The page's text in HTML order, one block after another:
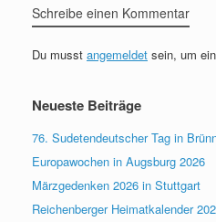
Schreibe einen Kommentar
Du musst angemeldet sein, um
Neueste Beiträge
76. Sudetendeutscher Tag in
Europawochen in Augsburg 2026
Märzgedenken 2026 in Stuttgart
Reichenberger Heimatkalender